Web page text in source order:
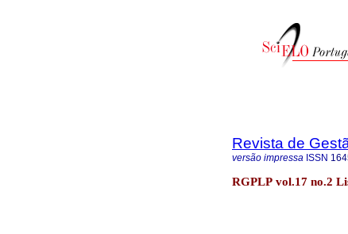
Revista de
versão impressa ISSN
RGPLP vol.17 no.2